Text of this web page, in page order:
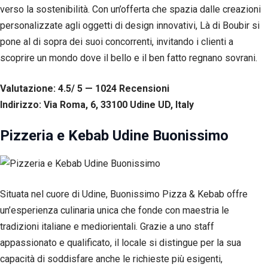
verso la sostenibilità. Con un’offerta che spazia dalle creazioni
personalizzate agli oggetti di design innovativi, Là di Boubir si
pone al di sopra dei suoi concorrenti, invitando i clienti a
scoprire un mondo dove il bello e il ben fatto regnano sovrani.
Valutazione: 4.5/ 5 — 1024 Recensioni
Indirizzo: Via Roma, 6, 33100 Udine UD, Italy
Pizzeria e Kebab Udine Buonissimo
Situata nel cuore di Udine, Buonissimo Pizza & Kebab offre
un’esperienza culinaria unica che fonde con maestria le
tradizioni italiane e mediorientali. Grazie a uno staff
appassionato e qualificato, il locale si distingue per la sua
capacità di soddisfare anche le richieste più esigenti,
corretto
funzionamento
del sito web.
consentirci
di
funzionalità
struttura
del sito
base
del sito
web
stesso.